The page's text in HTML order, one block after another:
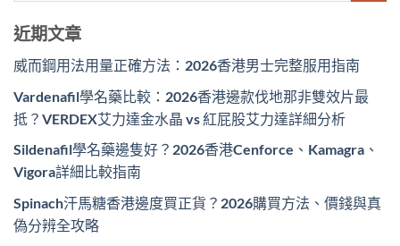
近期文章
威而鋼用法用量正確方法：2026香港男士完整服用指南
Vardenafil學名藥比較：2026香港邊款伐地那非雙效片最
抵？VERDEX艾力達金水晶 vs 紅屁股艾力達詳細分析
Sildenafil學名藥邊隻好？2026香港Cenforce、Kamagra、
Vigora詳細比較指南
Spinach汗馬糖香港邊度買正貨？2026購買方法、價錢與真
偽分辨全攻略